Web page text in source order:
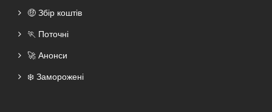
🤑 Збір коштів
🏃 Поточні
🚀 Анонси
❄️ Заморожені